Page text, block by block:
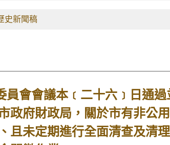
史新聞稿
會會議本﹝二十六﹞日通過
政府財政局，關於市有非公
且未定期進行全面清查及清